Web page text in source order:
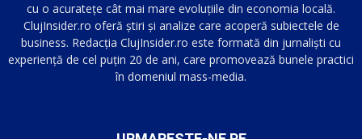
cu o acuratețe cât mai mare evoluțiile din economia locală.
ClujInsider.ro oferă știri și analize care acoperă subiectele de
business. Redacția ClujInsider.ro este formată din jurnaliști cu
experiență de cel puțin 20 de ani, care promovează bunele practici
în domeniul mass-media.